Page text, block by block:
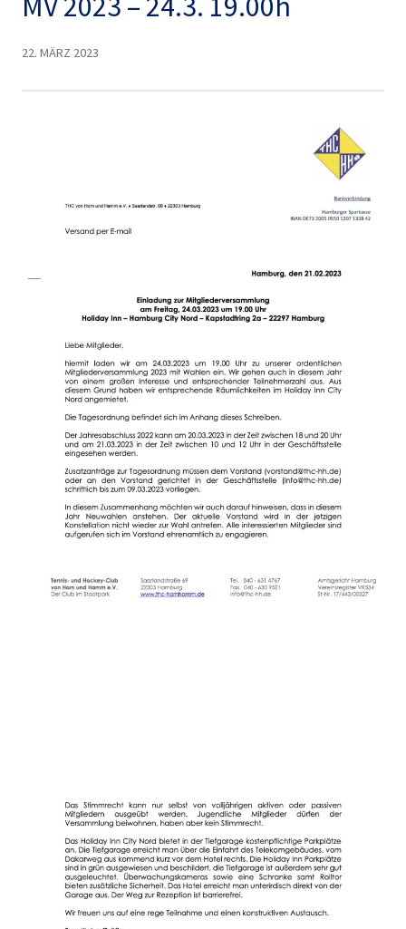
22. MÄRZ 2023